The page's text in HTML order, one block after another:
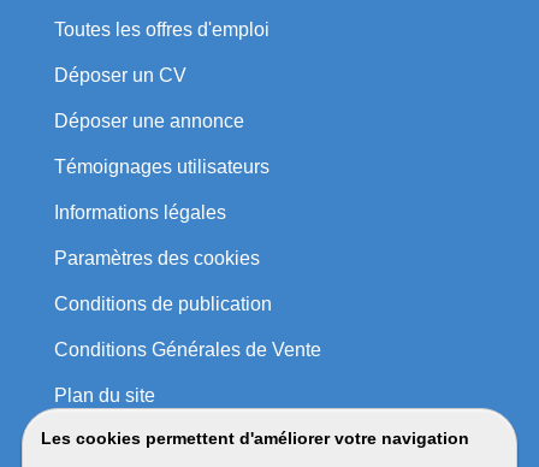
Les cookies permettent d'améliorer votre navigation
Toutes les offres d'emploi
Déposer un CV
Déposer une annonce
Témoignages utilisateurs
Informations légales
Paramètres des cookies
Conditions de publication
Conditions Générales de Vente
Plan du site